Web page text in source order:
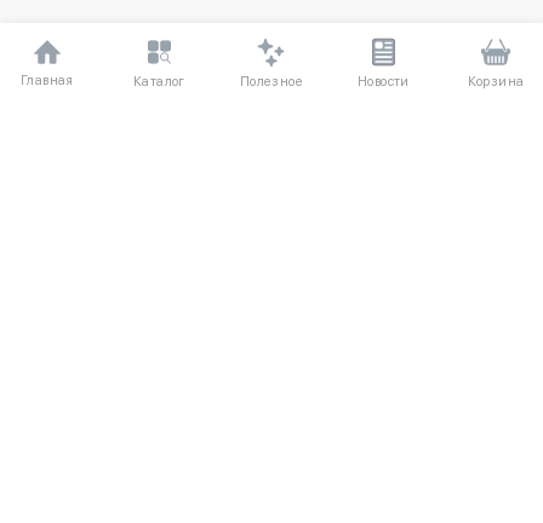
Главная Каталог Полезное Новости Корзина